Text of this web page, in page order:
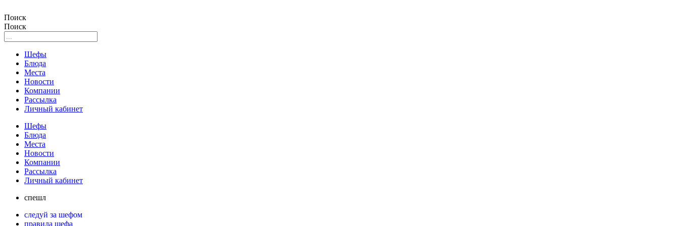
Поиск
Поиск
Шефы
Блюда
Места
Новости
Компании
Рассылка
Личный кабинет
Шефы
Блюда
Места
Новости
Компании
Рассылка
Личный кабинет
спешл
следуй за шефом
правила шефа